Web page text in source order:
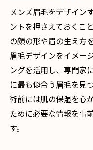
メンズ眉毛をデザイン
ントを押さえておくこ
の顔の形や眉の生え方
眉毛デザインをイメー
ングを活用し、専門家
に最も似合う眉毛を見
術前には肌の保湿を心
ために必要な情報を事
す。